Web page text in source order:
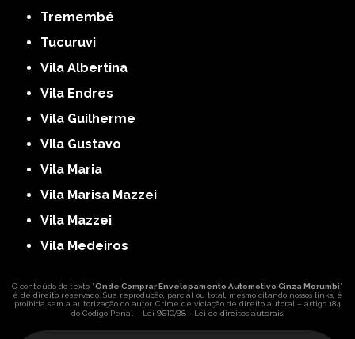
Tremembé
Tucuruvi
Vila Albertina
Vila Endres
Vila Guilherme
Vila Gustavo
Vila Maria
Vila Marisa Mazzei
Vila Mazzei
Vila Medeiros
O conteúdo do texto "Onde Comprar Envelopamento Automotivo Cinza Morumbi"
é de direito reservado. Sua reprodução, parcial ou total, mesmo citando nossos links, é
proibida sem a autorização do autor. Crime de violação de direito autoral – artigo 184
do Código Penal – Lei 9610/98 - Lei de direitos autorais.